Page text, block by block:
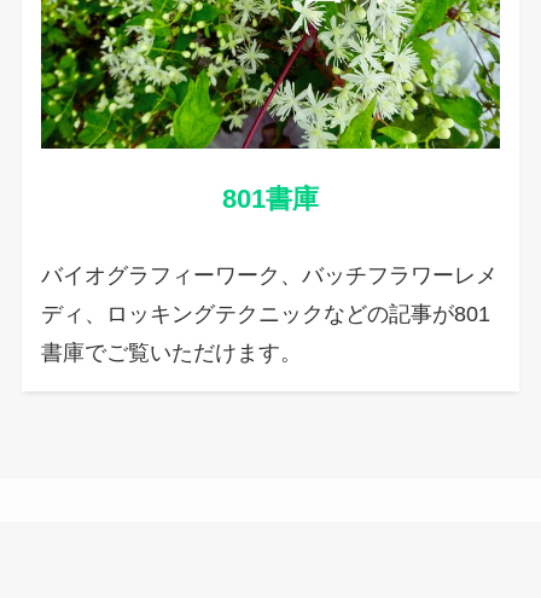
801書庫
バイオグラフィーワーク、バッチフラワーレメ
ディ、ロッキングテクニックなどの記事が801
書庫でご覧いただけます。